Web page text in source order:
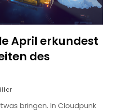
April erkundest
des
bringen. In Cloudpunk